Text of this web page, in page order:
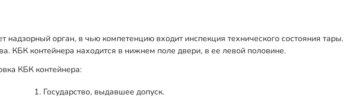
орган, в чью компетенцию входит инспекция технического состояния тары.
КБК контейнера находится в нижнем поле двери, в ее левой половине.
КБК контейнера:
Государство, выдавшее допуск.